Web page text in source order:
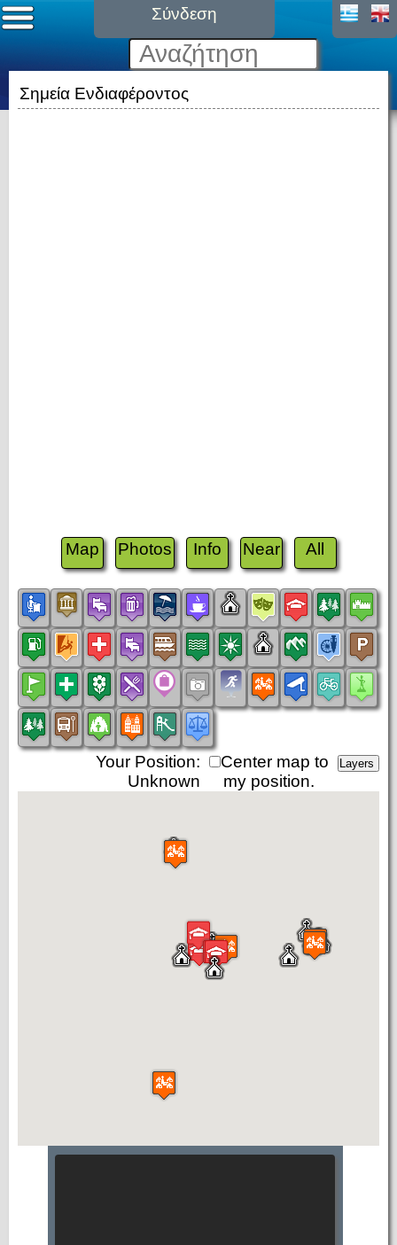
Σύνδεση
Σημεία Ενδιαφέροντος
Map Photos Info Near All
Center map to
my position.
Your Position:
Unknown